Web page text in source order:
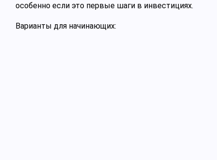
особенно если это первые шаги в инвестициях.
Варианты для начинающих: